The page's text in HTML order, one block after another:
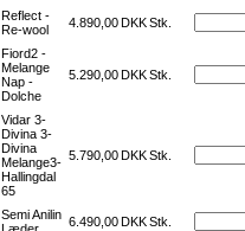
Reflect -
Re-wool
4.890,00DKKStk.
Fiord2 -
Melange
Nap -
Dolche
5.290,00DKKStk.
Vidar 3-
Divina 3-
Divina
Melange3-
Hallingdal
65
5.790,00DKKStk.
Semi Anilin 6.490,00DKKStk.